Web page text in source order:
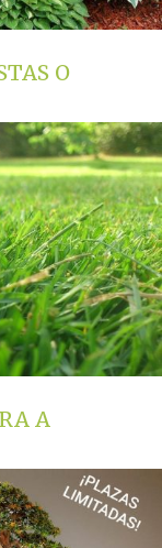
O
A